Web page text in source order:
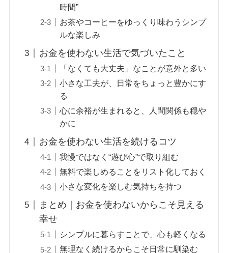
時間”
お茶やコーヒーをゆっくり味わうシンプ
ルな楽しみ
お金を使わない生活で気づいたこと
「なくても大丈夫」なことが意外と多い
小さな工夫が、日常をちょっと豊かにす
る
心に余裕が生まれると、人間関係も穏や
かに
お金を使わない生活を続けるコツ
我慢ではなく“遊び心”で取り組む
無料で楽しめることをリスト化しておく
小さな変化を楽しむ気持ちを持つ
まとめ｜お金を使わないからこそ見える
幸せ
シンプルに暮らすことで、心も軽くなる
無理なく続けるからこそ日常に馴染む